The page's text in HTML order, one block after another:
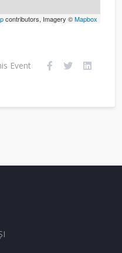
contributors, Imagery ©Mapbox
Event